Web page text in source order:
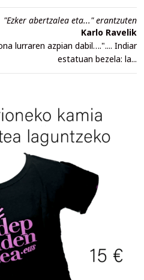
"Ezker abertzalea eta..." erantzuten
Karlo Ravelik
lurraren azpian dabil….".... Indiar
estatuan bezela: la...